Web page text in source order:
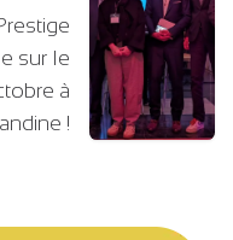
sur le
à
!